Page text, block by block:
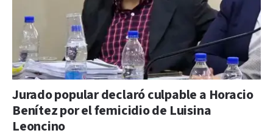
Jurado popular declaró culpable a Horacio
Benítez por el femicidio de Luisina
Leoncino